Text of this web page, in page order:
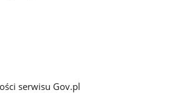
serwisu Gov.pl